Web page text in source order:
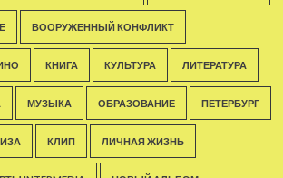
ВООРУЖЕННЫЙ КОНФЛИКТ
КНИГА КУЛЬТУРА ЛИТЕРАТУРА
МУЗЫКА ОБРАЗОВАНИЕ ПЕТЕРБУРГ
КЛИП ЛИЧНАЯ ЖИЗНЬ